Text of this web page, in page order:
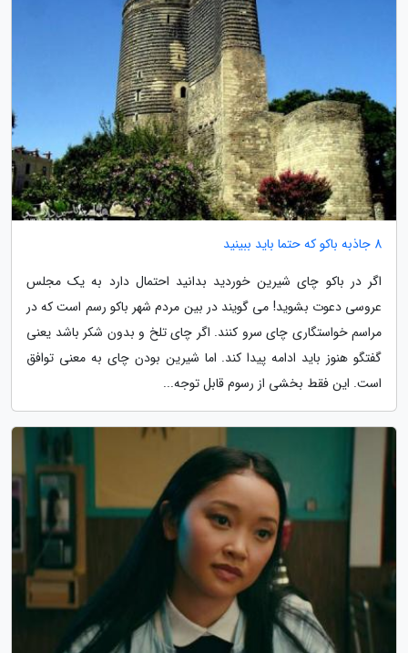
8 جاذبه باکو که حتما باید ببینید
اگر در باکو چای شیرین خوردید بدانید احتمال دارد به یک مجلس
عروسی دعوت بشوید! می گویند در بین مردم شهر باکو رسم است که در
مراسم خواستگاری چای سرو کنند. اگر چای تلخ و بدون شکر باشد یعنی
گفتگو هنوز باید ادامه پیدا کند. اما شیرین بودن چای به معنی توافق
است. این فقط بخشی از رسوم قابل توجه...